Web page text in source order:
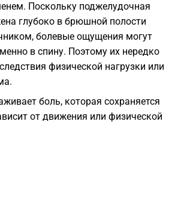
Поскольку поджелудочная
глубоко в брюшной полости
болевые ощущения могут
в спину. Поэтому их нередко
физической нагрузки или
боль, которая сохраняется
от движения или физической